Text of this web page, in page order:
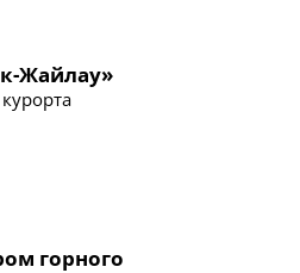
Жайлау»
горного